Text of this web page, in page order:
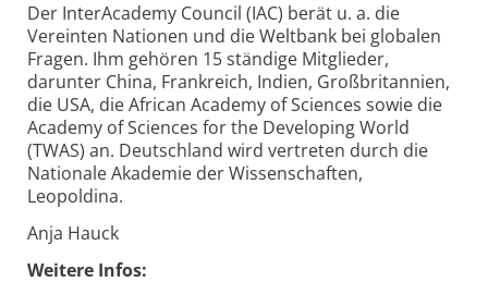
Der InterAcademy Council (IAC) berät u. a. die
Vereinten Nationen und die Weltbank bei globalen
Fragen. Ihm gehören 15 ständige Mitglieder,
darunter China, Frankreich, Indien, Großbritannien,
die USA, die African Academy of Sciences sowie die
Academy of Sciences for the Developing World
(TWAS) an. Deutschland wird vertreten durch die
Nationale Akademie der Wissenschaften,
Leopoldina.
Anja Hauck
Weitere Infos: